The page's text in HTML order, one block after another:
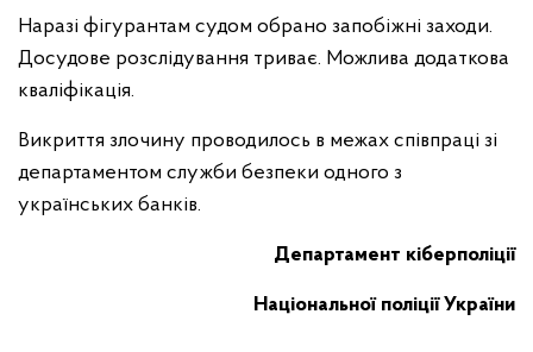
Наразі фігурантам судом обрано запобіжні заходи.
Досудове розслідування триває. Можлива додаткова
кваліфікація.
Викриття злочину проводилось в межах співпраці зі
департаментом служби безпеки одного з
українських банків.
Департамент кіберполіції
Національної поліції України